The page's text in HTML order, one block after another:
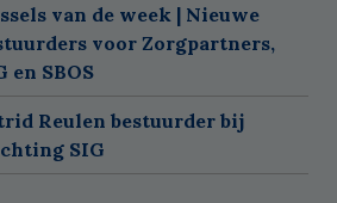
van de week | Nieuwe
voor Zorgpartners,
en SBOS
Reulen bestuurder bij
SIG